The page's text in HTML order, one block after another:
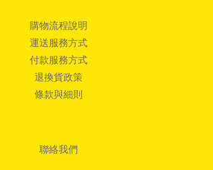
購物流程說明
運送服務方式
付款服務方式
退換貨政策
條款與細則
聯絡我們